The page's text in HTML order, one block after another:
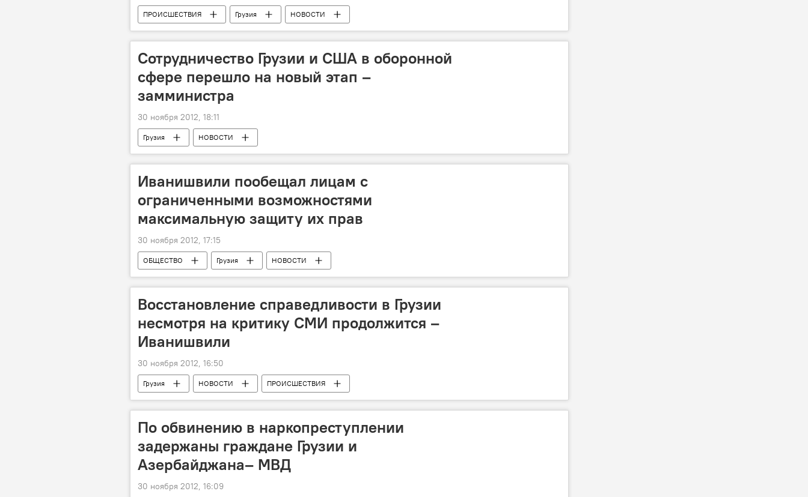
ПРОИСШЕСТВИЯ Грузия НОВОСТИ
Сотрудничество Грузии и США в оборонной
сфере перешло на новый этап –
замминистра
30 ноября 2012, 18:11
Грузия НОВОСТИ
Иванишвили пообещал лицам с
ограниченными возможностями
максимальную защиту их прав
30 ноября 2012, 17:15
ОБЩЕСТВО Грузия НОВОСТИ
Восстановление справедливости в Грузии
несмотря на критику СМИ продолжится –
Иванишвили
30 ноября 2012, 16:50
Грузия НОВОСТИ ПРОИСШЕСТВИЯ
По обвинению в наркопреступлении
задержаны граждане Грузии и
Азербайджана– МВД
30 ноября 2012, 16:09